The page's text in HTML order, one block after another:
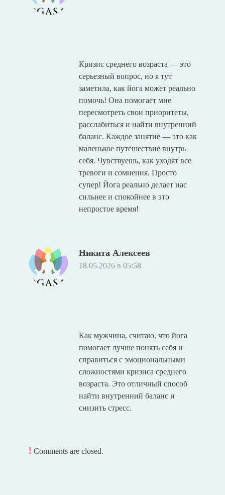
Кризис среднего возраста — это
серьезный вопрос, но я тут
заметила, как йога может реально
помочь! Она помогает мне
пересмотреть свои приоритеты,
расслабиться и найти внутренний
баланс. Каждое занятие — это как
маленькое путешествие внутрь
себя. Чувствуешь, как уходят все
тревоги и сомнения. Просто
супер! Йога реально делает нас
сильнее и спокойнее в это
непростое время!
Никита Алексеев
18.05.2026 в 05:58
Как мужчина, считаю, что йога
помогает лучше понять себя и
справиться с эмоциональными
сложностями кризиса среднего
возраста. Это отличный способ
найти внутренний баланс и
снизить стресс.
Comments are closed.